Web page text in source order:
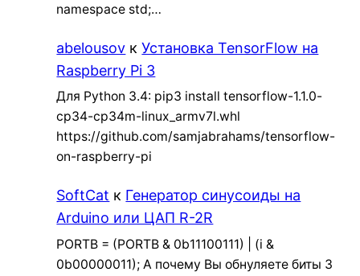
namespace std;…
abelousov кУстановка TensorFlow на
Raspberry Pi 3
Для Python 3.4: pip3 install tensorflow-1.1.0-
cp34-cp34m-linux_armv7l.whl
https://github.com/samjabrahams/tensorflow-
on-raspberry-pi
SoftCat к Генератор синусоиды на
Arduino или ЦАП R-2R
PORTB = (PORTB & 0b11100111) | (i &
0b00000011); А почему Вы обнуляете биты 3